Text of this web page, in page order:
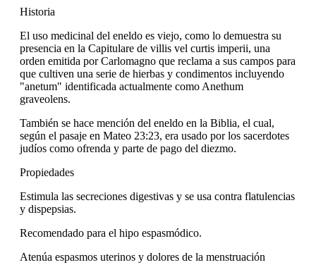
Historia
El uso medicinal del eneldo es viejo, como lo demuestra su
presencia en la Capitulare de villis vel curtis imperii, una
orden emitida por Carlomagno que reclama a sus campos para
que cultiven una serie de hierbas y condimentos incluyendo
"anetum" identificada actualmente como Anethum
graveolens.
También se hace mención del eneldo en la Biblia, el cual,
según el pasaje en Mateo 23:23, era usado por los sacerdotes
judíos como ofrenda y parte de pago del diezmo.
Propiedades
Estimula las secreciones digestivas y se usa contra flatulencias
y dispepsias.
Recomendado para el hipo espasmódico.
Atenúa espasmos uterinos y dolores de la menstruación